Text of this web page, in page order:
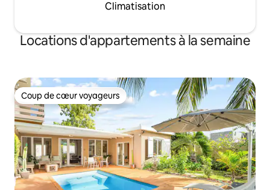
Climatisation
Locations d'appartements à la semaine
Coup de cœur voyageurs
Coup de cœur voyageurs